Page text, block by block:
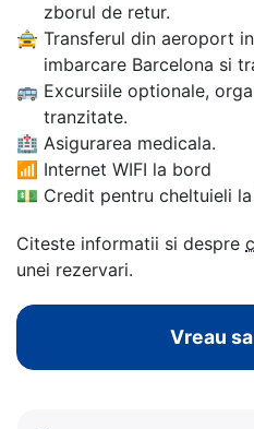
zborul de retur.
🚖 Transferul din aeroport
imbarcare Barcelona si
🚌 Excursiile optionale,
tranzitate.
🏥 Asigurarea medicala.
📶 Internet WIFI la bord
💵 Credit pentru cheltuieli
Citeste informatii si despre
unei rezervari.
Vreau